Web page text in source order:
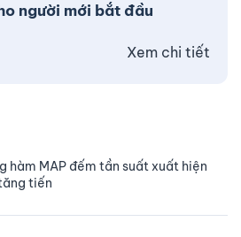
người mới bắt đầu
Xem chi tiết
hàm MAP đếm tần suất xuất hiện
tiến